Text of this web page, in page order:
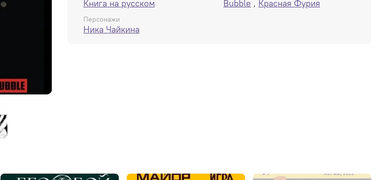
Книга на русском Bubble , Красная Фурия
Персонажи
Ника Чайкина